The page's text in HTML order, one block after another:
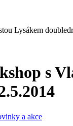
s
a akce